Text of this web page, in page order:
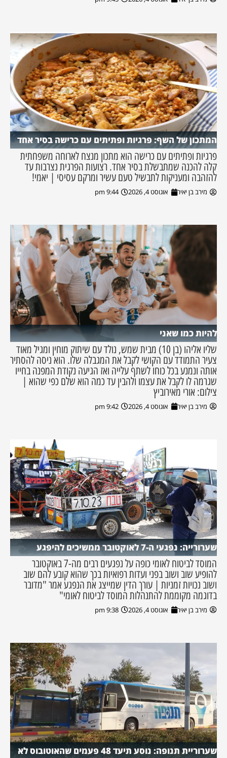
המתכון של השף: פרגיות ופתיתים עם כרישה בסיר אחד
פרגיות ופתיתים עם כרישה הוא מתכון מנצח לארוחה משפחתית
קלה להכנה שמתבשלת בסיר אחד. רצועות הפרגית נצרבות עד
להזהבה ומעניקות לתבשיל טעם עשיר ומרקם עסיסי | יאמי!
מירב בן יאיר אוגוסט 4, 2026 9:44 pm
להיות כמו שאני
שליו אליהו (בן 10) מבית שמש, נולד עם שיתוק מוחין ומגיל מאוד
צעיר התמודד עם הקושי לקבל את המגבלה שלו. הוא ניסה להסתיר
אותה ונמנע בכל כוחו לשתף עלייה ואז הגיעה נקודת המפנה בחייו
שגרמה לו לקבל את עצמו ולהבין עד כמה הוא שלם כפי שהוא |
צילום: אורי מאירוביץ
מירב בן יאיר אוגוסט 4, 2026 9:42 pm
שערורייה: נפגעי ה-7 לאוקטובר ממשיכים להיפגע
המוסד לביטוח לאומי כופה על נפגעים רבים מה-7 באוקטובר
להופיע שוב ושוב בפני ועדות רפואיות בכך שהוא קובע להם שוב
ושוב נכויות זמניות | עורך הדין שמייצג את הנפגע אמר "מדובר
בדוגמה מקוממת להתנהלות המוסד לביטוח לאומי"
מירב בן יאיר אוגוסט 4, 2026 9:38 pm
שערוריית תנופה: נוסע תיעד 48 פעמים שהאוטובוס לא